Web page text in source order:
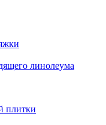
линолеума
плитки